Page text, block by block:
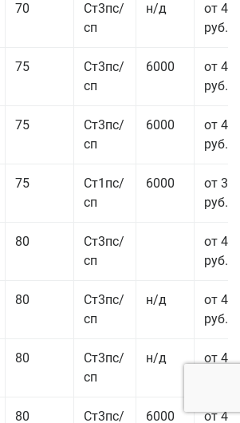
70
Ст3пс/
сп
н/д
от 43
руб.
75
Ст3пс/
сп
6000
от 42
руб.
75
Ст3пс/
сп
6000
от 42
руб.
75
Ст1пс/
сп
6000
от 35
руб.
80
Ст3пс/
сп
от 43
руб.
80
Ст3пс/
сп
н/д
от 45
руб.
80
Ст3пс/
сп
н/д
от 49
80 Ст3пс/ 6000 от 47